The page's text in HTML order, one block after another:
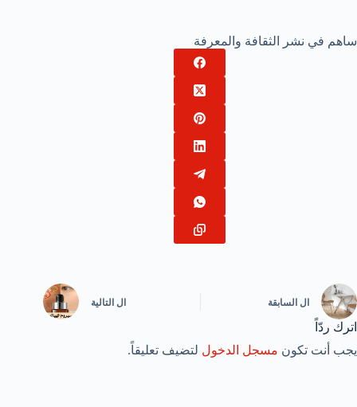
ساهم في نشر الثقافة والمعرفة
ال السابقة ال التالية
اترك ردّاً
يجب أنت تكون مسجل الدخول لتضيف تعليقاً.